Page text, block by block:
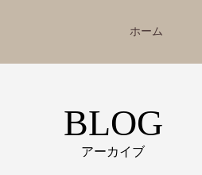
ホーム
BLOG
アーカイブ